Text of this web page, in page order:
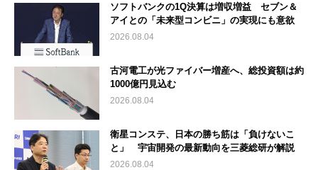
ソフトバンクの1Q決算は増収増益 セブン＆
アイとの「未来型コンビニ」の実現にも意欲
2026.08.04
古河電工が光ファイバー増産へ、総投資額は約
1000億円見込む
2026.08.04
衛星コンステ、日本の勝ち筋は「負けないこ
と」 宇宙開発の最新動向を三菱総研が解説
2026.08.04